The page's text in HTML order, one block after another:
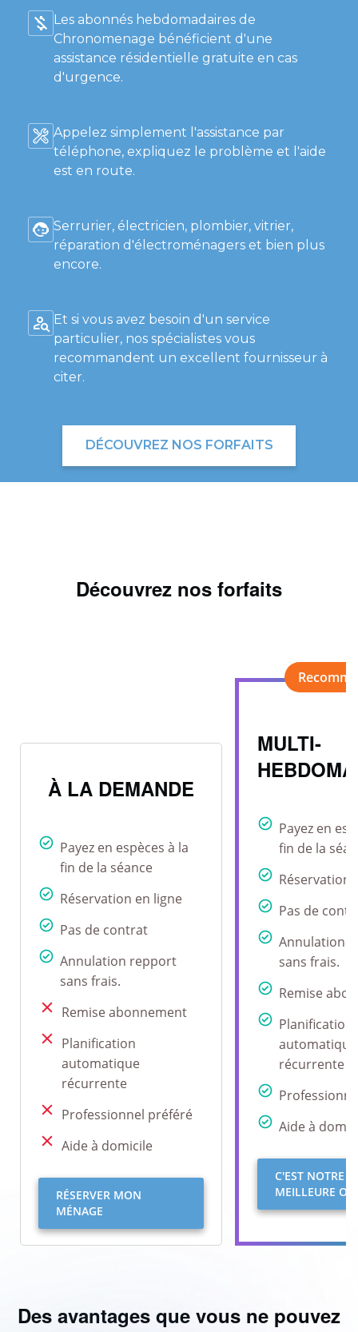
Les abonnés hebdomadaires de
Chronomenage bénéficient d'une
assistance résidentielle gratuite en cas
d'urgence.
Appelez simplement l'assistance par
téléphone, expliquez le problème et l'aide
est en route.
Serrurier, électricien, plombier, vitrier,
réparation d'électroménagers et bien plus
encore.
Et si vous avez besoin d'un service
particulier, nos spécialistes vous
recommandent un excellent fournisseur à
citer.
DÉCOUVREZ NOS FORFAITS
Découvrez nos forfaits
MULTI-
Payez en
fin de la
Réservation
Pas de
Annulation
sans frais.
Remise
Planification
automatique
récurrente
Aide à
C'EST NOTRE
MEILLEURE
À LA DEMANDE
Payez en espèces à la
fin de la séance
Réservation en ligne
Pas de contrat
Annulation repport
sans frais.
Remise abonnement
Planification
automatique
récurrente
Professionnel préféré
Aide à domicile
RÉSERVER MON
MÉNAGE
Des avantages que vous ne pouvez